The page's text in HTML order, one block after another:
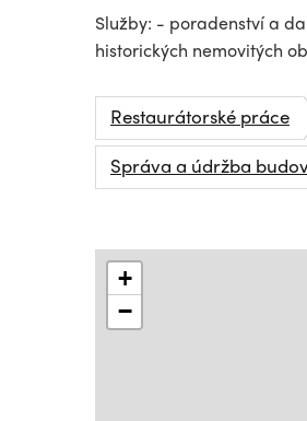
Služby: - poradenství a
historických nemovitých
Restaurátorské práce
Správa a údržba
+
−